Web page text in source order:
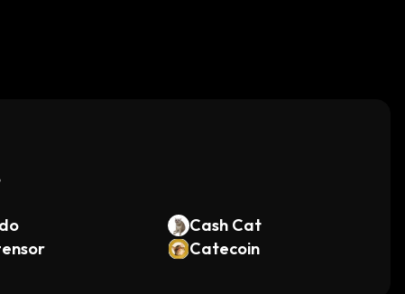
Cash Cat
Catecoin